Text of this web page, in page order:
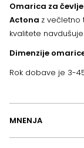
Omarica za
Actona z večletno
kvalitete
Dimenzije
Rok dobave je 3-
MNENJA